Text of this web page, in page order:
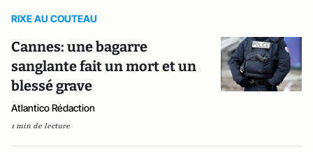
RIXE AU COUTEAU
Cannes: une bagarre
sanglante fait un mort et un
blessé grave
Atlantico Rédaction
1 min de lecture